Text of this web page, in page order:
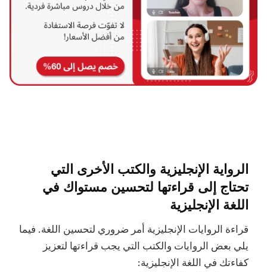
الرواية الإنجليزية والكتب الأخرى التي
تحتاج إلى قراءتها لتحسين مستواك في
اللغة الإنجليزية
قراءة الروايات الإنجليزية أمر ضروري لتحسين اللغة. فيما
يلي بعض الروايات والكتب التي يجب قراءتها لتعزيز
كفاءتك في اللغة الإنجليزية: